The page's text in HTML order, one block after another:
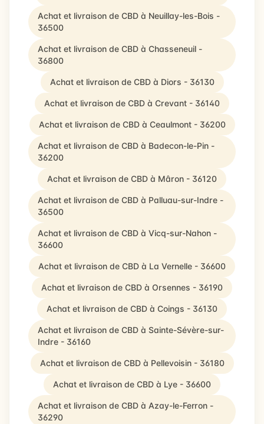
Achat et livraison de CBD à Neuillay-les-Bois -
36500
Achat et livraison de CBD à Chasseneuil -
36800
Achat et livraison de CBD à Diors - 36130
Achat et livraison de CBD à Crevant - 36140
Achat et livraison de CBD à Ceaulmont - 36200
Achat et livraison de CBD à Badecon-le-Pin -
36200
Achat et livraison de CBD à Mâron - 36120
Achat et livraison de CBD à Palluau-sur-Indre -
36500
Achat et livraison de CBD à Vicq-sur-Nahon -
36600
Achat et livraison de CBD à La Vernelle - 36600
Achat et livraison de CBD à Orsennes - 36190
Achat et livraison de CBD à Coings - 36130
Achat et livraison de CBD à Sainte-Sévère-sur-
Indre - 36160
Achat et livraison de CBD à Pellevoisin - 36180
Achat et livraison de CBD à Lye - 36600
Achat et livraison de CBD à Azay-le-Ferron -
36290